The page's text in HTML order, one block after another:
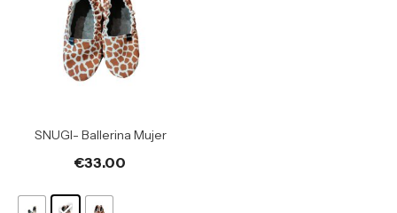
SNUGI- Ballerina Mujer
€33.00